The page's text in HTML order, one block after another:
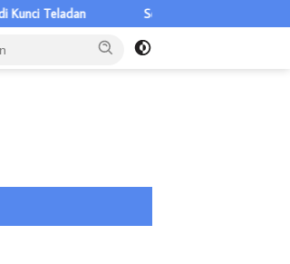
Teladan Sekolah Gratis Disambut Pelajar